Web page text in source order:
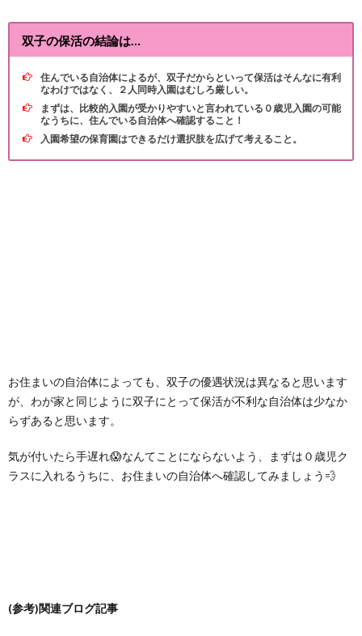
双子の保活の結論は…
住んでいる自治体によるが、双子だからといって保活はそんなに有利
なわけではなく、２人同時入園はむしろ厳しい。
まずは、比較的入園が受かりやすいと言われている０歳児入園の可能
なうちに、住んでいる自治体へ確認すること！
入園希望の保育園はできるだけ選択肢を広げて考えること。
お住まいの自治体によっても、双子の優遇状況は異なると思います
が、わが家と同じように双子にとって保活が不利な自治体は少なか
らずあると思います。
気が付いたら手遅れ😱なんてことにならないよう、まずは０歳児ク
ラスに入れるうちに、お住まいの自治体へ確認してみましょう💨
(参考)関連ブログ記事